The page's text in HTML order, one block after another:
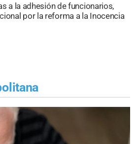
a la adhesión de funcionarios,
por la reforma a la Inocencia